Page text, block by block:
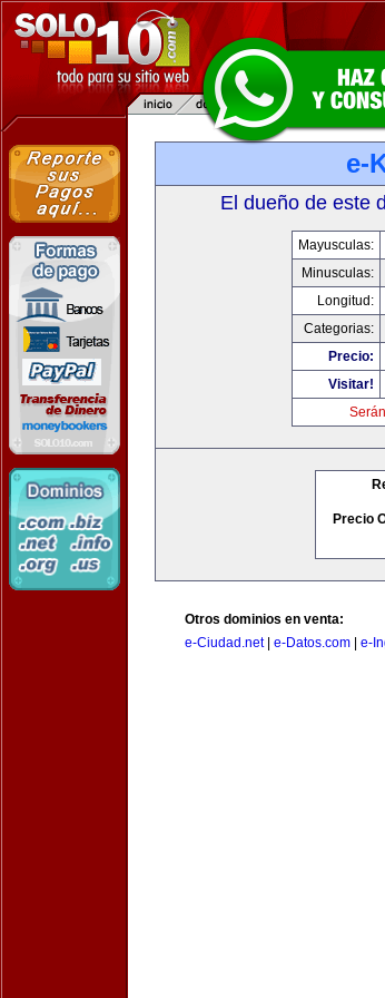
e-
El dueño de este
Mayusculas:
Minusculas:
Longitud:
Categorias:
Precio:
Visitar!
Precio
Otros dominios en venta:
e-Ciudad.net| e-Datos.com e-